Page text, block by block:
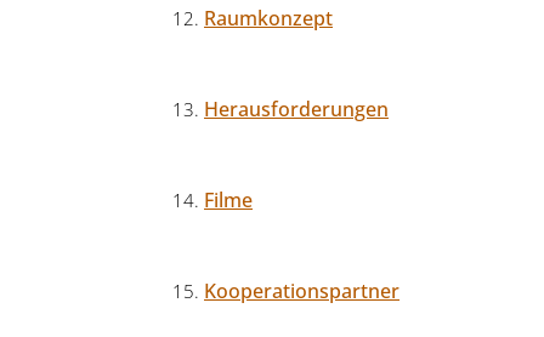
Raumkonzept
Herausforderungen
Filme
Kooperationspartner